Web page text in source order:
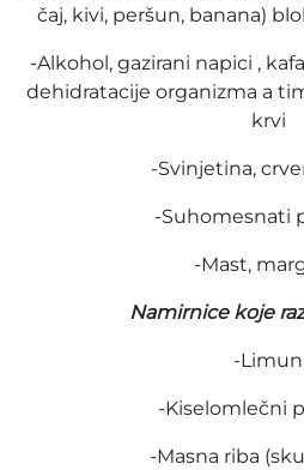
čaj, kivi, peršun, banana)
-Alkohol, gazirani napici ,
dehidratacije organizma a
krvi
-Svinjetina,
-Suhomesnati
-Mast,
Namirnice koje
-Limun
-Kiselomlečni
-Masna riba